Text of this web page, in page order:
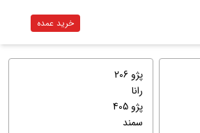
خرید عمده